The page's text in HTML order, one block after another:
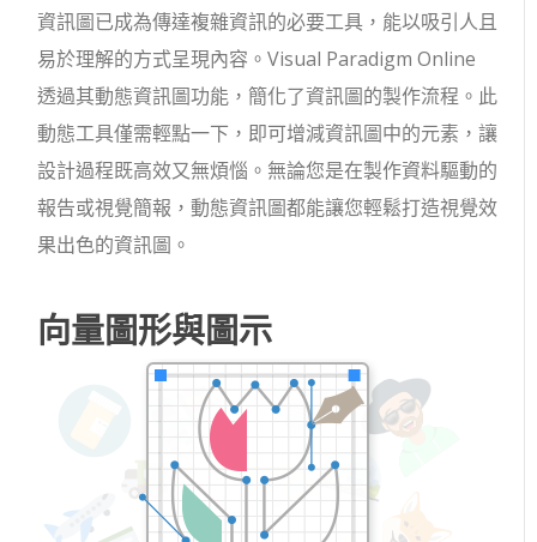
資訊圖已成為傳達複雜資訊的必要工具，能以吸引人且
易於理解的方式呈現內容。Visual Paradigm Online
透過其動態資訊圖功能，簡化了資訊圖的製作流程。此
動態工具僅需輕點一下，即可增減資訊圖中的元素，讓
設計過程既高效又無煩惱。無論您是在製作資料驅動的
報告或視覺簡報，動態資訊圖都能讓您輕鬆打造視覺效
果出色的資訊圖。
向量圖形與圖示